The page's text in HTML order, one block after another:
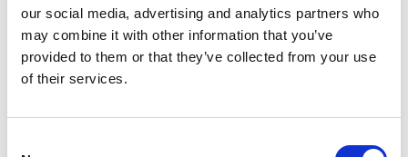
our social media, advertising and analytics partners who
may combine it with other information that you’ve
provided to them or that they’ve collected from your use
of their services.
продукт можно настроить в том цвете и отделке,